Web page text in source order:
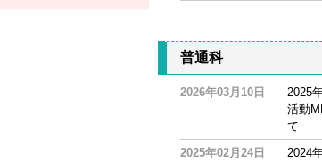
普通科
2026年03月10日
2025
活動
て
2025年02月24日
2024